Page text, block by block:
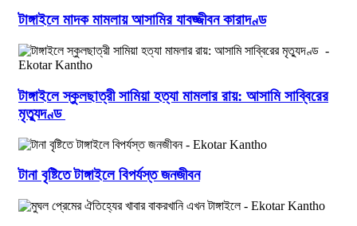
টাঙ্গাইলে মাদক মামলায় আসামির যাবজ্জীবন কারাদণ্ড
টাঙ্গাইলে স্কুলছাত্রী সামিয়া হত্যা মামলার রায়: আসামি সাব্বিরের
মৃত্যুদণ্ড
টানা বৃষ্টিতে টাঙ্গাইলে বিপর্যস্ত জনজীবন